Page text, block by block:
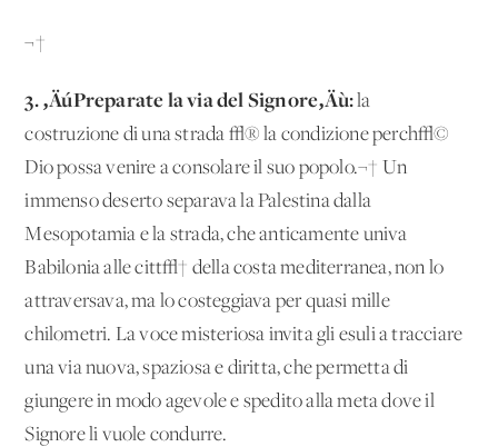
¬†
3. ‚ÄúPreparate la via del Signore‚Äù:la
costruzione di una strada √® la condizione perch√©
Dio possa venire a consolare il suo popolo.¬† Un
immenso deserto separava la Palestina dalla
Mesopotamia e la strada, che anticamente univa
Babilonia alle citt√† della costa mediterranea, non lo
attraversava, ma lo costeggiava per quasi mille
chilometri. La voce misteriosa invita gli esuli a tracciare
una via nuova, spaziosa e diritta, che permetta di
giungere in modo agevole e spedito alla meta dove il
Signore li vuole condurre.